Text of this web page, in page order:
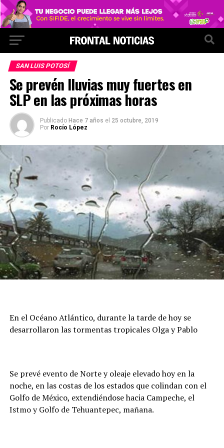
SAN LUIS POTOSÍ
Se prevén lluvias muy fuertes en
SLP en las próximas horas
Publicado Hace 7 años el 25 octubre, 2019
Por Rocío López
En el Océano Atlántico, durante la tarde de hoy se
desarrollaron las tormentas tropicales Olga y Pablo
Se prevé evento de Norte y oleaje elevado hoy en la
noche, en las costas de los estados que colindan con el
Golfo de México, extendiéndose hacia Campeche, el
Istmo y Golfo de Tehuantepec, mañana.